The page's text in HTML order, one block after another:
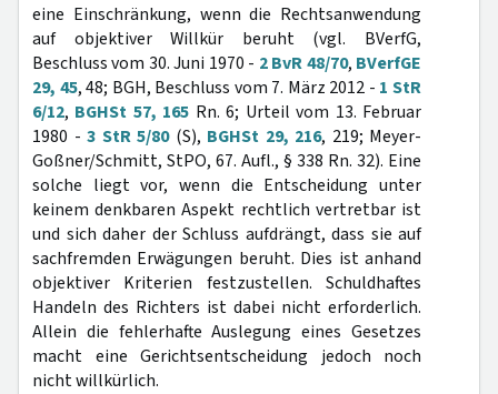
eine Einschränkung, wenn die Rechtsanwendung
auf objektiver Willkür beruht (vgl. BVerfG,
Beschluss vom 30. Juni 1970 - 2 BvR 48/70, BVerfGE
29, 45, 48; BGH, Beschluss vom 7. März 2012 - 1 StR
6/12, BGHSt 57, 165 Rn. 6; Urteil vom 13. Februar
1980 - 3 StR 5/80(S), BGHSt 29, 216, 219; Meyer-
Goßner/Schmitt, StPO, 67. Aufl., § 338 Rn. 32). Eine
solche liegt vor, wenn die Entscheidung unter
keinem denkbaren Aspekt rechtlich vertretbar ist
und sich daher der Schluss aufdrängt, dass sie auf
sachfremden Erwägungen beruht. Dies ist anhand
objektiver Kriterien festzustellen. Schuldhaftes
Handeln des Richters ist dabei nicht erforderlich.
Allein die fehlerhafte Auslegung eines Gesetzes
macht eine Gerichtsentscheidung jedoch noch
nicht willkürlich.